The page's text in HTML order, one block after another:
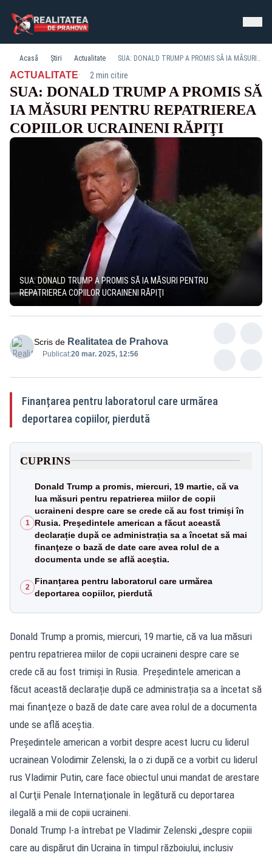
Acasă Știri Actualitate SUA: DONALD TRUMP A PROMIS SĂ IA MĂSURI PENTRU REPATRIEREA COPIILOR UCRAINENI RĂPIŢI
ACTUALITATE· 2 min citire
SUA: DONALD TRUMP A PROMIS SĂ
IA MĂSURI PENTRU REPATRIEREA
COPIILOR UCRAINENI RĂPIŢI
SUA: DONALD TRUMP A PROMIS SĂ IA MĂSURI PENTRU
REPATRIEREA COPIILOR UCRAINENI RĂPIŢI
Scris de Realitatea de Prahova
Publicat:20 mar. 2025, 12:56
Finanțarea pentru laboratorul care urmărea
deportarea copiilor, pierdută
CUPRINS
1
Donald Trump a promis, miercuri, 19 martie, că va
lua măsuri pentru repatrierea miilor de copii
ucraineni despre care se crede că au fost trimiși în
Rusia. Preşedintele american a făcut această
declarație după ce administrația sa a încetat să mai
finanţeze o bază de date care avea rolul de a
documenta unde se află aceştia.
2
Finanțarea pentru laboratorul care urmărea
deportarea copiilor, pierdută
Donald Trump a promis, miercuri, 19 martie, că va lua măsuri
pentru repatrierea miilor de copii ucraineni despre care se
crede că au fost trimiși în Rusia. Preşedintele american a
făcut această declarație după ce administrația sa a încetat să
mai finanţeze o bază de date care avea rolul de a documenta
unde se află aceştia.
Președintele american a vorbit despre acest lucru cu liderul
ucrainean Volodimir Zelenski, la o zi după ce a vorbit cu liderul
rus Vladimir Putin, care face obiectul unui mandat de arestare
al Curţii Penale Internaţionale în legătură cu deportarea
ilegală a mii de copii ucraineni.
Donald Trump l-a întrebat pe Vladimir Zelenski „despre copiii
care au dispărut din Ucraina în timpul războiului, inclusiv